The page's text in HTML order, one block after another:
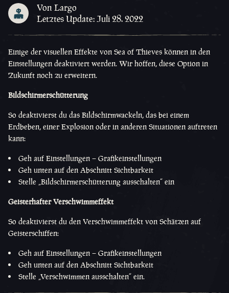
Von Largo
Letztes Update: Juli 28. 2022
Einige der visuellen Effekte von Sea of Thieves können in den
Einstellungen deaktiviert werden. Wir hoffen, diese Option in
Zukunft noch zu erweitern.
Bildschirmerschütterung
So deaktivierst du das Bildschirmwackeln, das bei einem
Erdbeben, einer Explosion oder in anderen Situationen auftreten
kann:
Geh auf Einstellungen – Grafikeinstellungen
Geh unten auf den Abschnitt Sichtbarkeit
Stelle „Bildschirmerschütterung ausschalten“ ein
Geisterhafter Verschwimmeffekt
So deaktivierst du den Verschwimmeffekt von Schätzen auf
Geisterschiffen:
Geh auf Einstellungen – Grafikeinstellungen
Geh unten auf den Abschnitt Sichtbarkeit
Stelle „Verschwimmen ausschalten“ ein.